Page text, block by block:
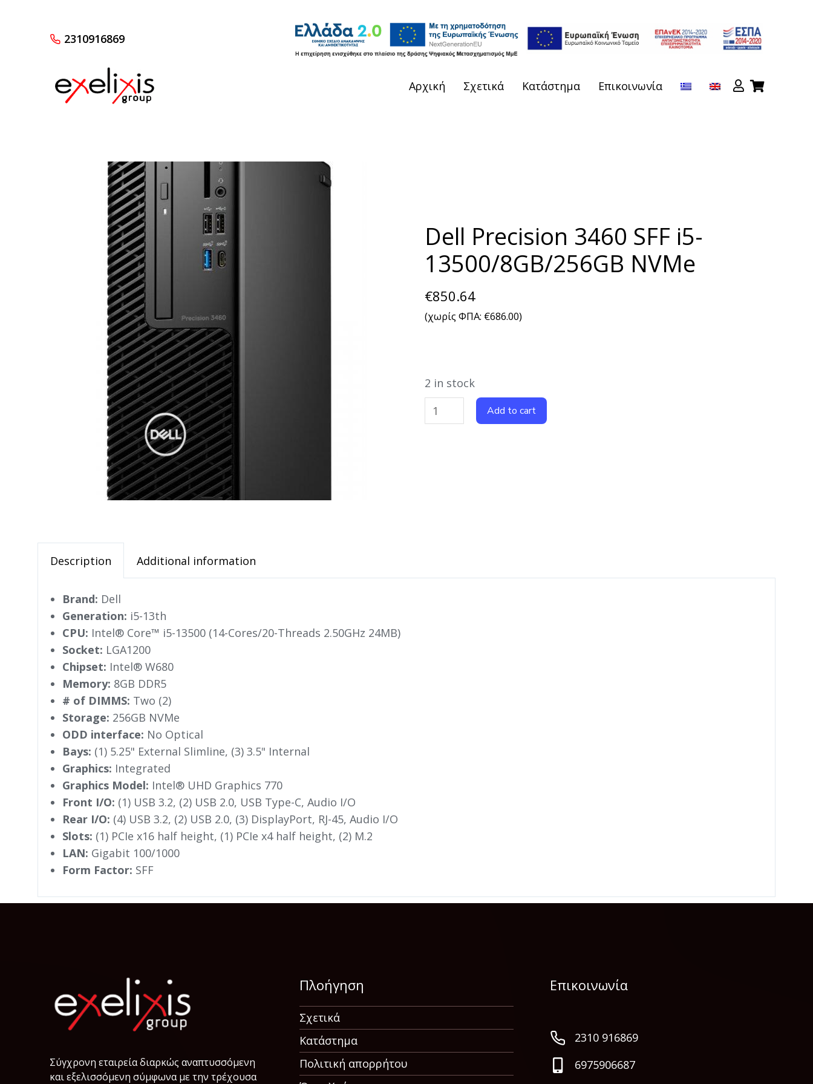
2310916869
Αρχική Σχετικά Κατάστημα Επικοινωνία
Dell Precision 3460 SFF i5-
13500/8GB/256GB NVMe
€850.64
(χωρίς ΦΠΑ: €686.00)
2 in stock
Add to cart
Description Additional information
Brand: Dell
Generation: i5-13th
CPU: Intel® Core™ i5-13500 (14-Cores/20-Threads 2.50GHz 24MB)
Socket: LGA1200
Chipset: Intel® W680
Memory: 8GB DDR5
# of DIMMS: Two (2)
Storage: 256GB NVMe
ODD interface: No Optical
Bays: (1) 5.25" External Slimline, (3) 3.5" Internal
Graphics: Integrated
Graphics Model: Intel® UHD Graphics 770
Front I/O: (1) USB 3.2, (2) USB 2.0, USB Type-C, Audio I/O
Rear I/O: (4) USB 3.2, (2) USB 2.0, (3) DisplayPort, RJ-45, Audio I/O
Slots: (1) PCIe x16 half height, (1) PCIe x4 half height, (2) M.2
LAN: Gigabit 100/1000
Form Factor: SFF
Σύγχρονη εταιρεία διαρκώς αναπτυσσόμενη
και εξελισσόμενη σύμφωνα µε την τρέχουσα
Πλοήγηση
Σχετικά
Κατάστημα
Πολιτική απορρήτου
Επικοινωνία
2310 916869
6975906687